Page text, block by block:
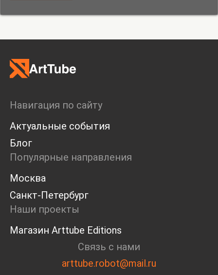
Навигация по сайту
Актуальные события
Блог
Популярные направления
Москва
Санкт-Петербург
Наши проекты
Магазин Arttube Editions
Связь с нами
arttube.robot@mail.ru